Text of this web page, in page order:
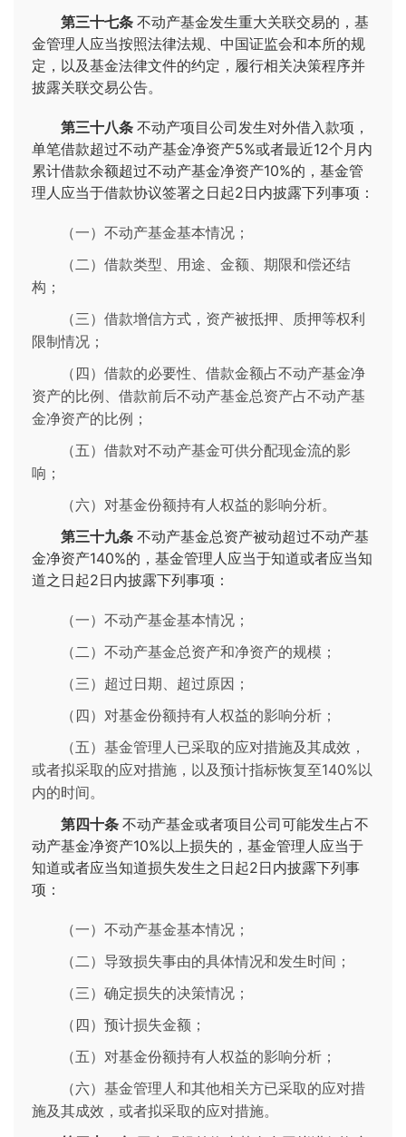
第三十七条 不动产基金发生重大关联交易的，基
金管理人应当按照法律法规、中国证监会和本所的规
定，以及基金法律文件的约定，履行相关决策程序并
披露关联交易公告。
第三十八条 不动产项目公司发生对外借入款项，
单笔借款超过不动产基金净资产5%或者最近12个月内
累计借款余额超过不动产基金净资产10%的，基金管
理人应当于借款协议签署之日起2日内披露下列事项：
（一）不动产基金基本情况；
（二）借款类型、用途、金额、期限和偿还结
构；
（三）借款增信方式，资产被抵押、质押等权利
限制情况；
（四）借款的必要性、借款金额占不动产基金净
资产的比例、借款前后不动产基金总资产占不动产基
金净资产的比例；
（五）借款对不动产基金可供分配现金流的影
响；
（六）对基金份额持有人权益的影响分析。
第三十九条 不动产基金总资产被动超过不动产基
金净资产140%的，基金管理人应当于知道或者应当知
道之日起2日内披露下列事项：
（一）不动产基金基本情况；
（二）不动产基金总资产和净资产的规模；
（三）超过日期、超过原因；
（四）对基金份额持有人权益的影响分析；
（五）基金管理人已采取的应对措施及其成效，
或者拟采取的应对措施，以及预计指标恢复至140%以
内的时间。
第四十条 不动产基金或者项目公司可能发生占不
动产基金净资产10%以上损失的，基金管理人应当于
知道或者应当知道损失发生之日起2日内披露下列事
项：
（一）不动产基金基本情况；
（二）导致损失事由的具体情况和发生时间；
（三）确定损失的决策情况；
（四）预计损失金额；
（五）对基金份额持有人权益的影响分析；
（六）基金管理人和其他相关方已采取的应对措
施及其成效，或者拟采取的应对措施。